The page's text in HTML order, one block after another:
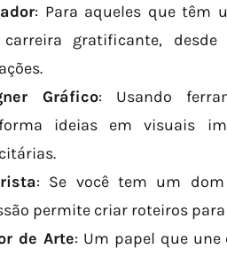
: Para aqueles que têm
gratificante,
Gráfico: Usando
ideias em visuais
: Se você tem um
permite criar roteiros
de Arte: Um papel que